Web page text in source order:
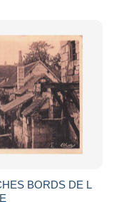
BORDS DE L